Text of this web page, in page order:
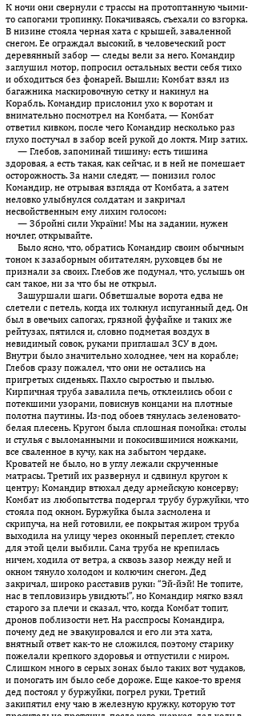
К ночи они свернули с трассы на протоптанную чьими-
то сапогами тропинку. Покачиваясь, съехали со взгорка.
В низине стояла черная хата с крышей, заваленной
снегом. Ее ограждал высокий, в человеческий рост
деревянный забор — следы вели за него. Командир
заглушил мотор, попросил остальных вести себя тихо
и обходиться без фонарей. Вышли; Комбат взял из
багажника мас­ки­ро­вочную сетку и накинул на
Корабль. Командир прислонил ухо к воротам и
внимательно посмотрел на Комбата, — Комбат
ответил кивком, после чего Командир несколько раз
глухо постучал в забор всей рукой до локтя. Мир затих.
— Глебов, запоминай тишину: есть тишина
здоровая, а есть такая, как сейчас, и в ней не помешает
осторожность. За нами следят, — понизил голос
Командир, не отрывая взгляда от Комбата, а затем
неловко улыбнулся солдатам и закричал
несвойственным ему лихим голосом:
— Збройні сили України! Мы на задании, нужен
ночлег, от­кры­вайте.
Было ясно, что, обратись Командир своим обычным
тоном к зазаборным обитателям, руховцев бы не
признали за своих. Глебов же подумал, что, услышь он
сам такое, ни за что бы не открыл.
Зашуршали шаги. Обветшалые ворота едва не
слетели с петель, когда их толкнул испуганный дед. Он
был в овечьих сапогах, грязной фуфайке и таких же
рейтузах, пятился и, словно подметая воздух в
невидимый совок, руками приглашал ЗСУ в дом.
Внутри было значительно холоднее, чем на корабле;
Глебов сразу пожалел, что они не остались на
пригретых сиденьях. Пахло сыростью и пылью.
Кирпичная труба завалила печь, отклеились обои с
потекшими узорами, повиснув концами на плотные
полотна паутины. Из-под обоев тянулась зеленовато-
белая плесень. Кругом была сплошная помойка: столы
и стулья с выломанными и покосившимися ножками,
все сваленное в кучу, как на забытом чердаке.
Кроватей не было, но в углу лежали скрученные
матрасы. Третий их развернул и сдвинул кругом к
центру; Командир втюхал деду армейскую консерву;
Комбат из любопытства подергал трубу буржуйки, что
стояла под окном. Буржуйка была засмолена и
скрипуча, на ней готовили, ее покрытая жиром труба
выходила на улицу через оконный переплет, стекло
для этой цели выбили. Сама труба не крепилась
ничем, ходила от ветра, а сквозь зазор между ней и
окном тянуло холодом и колючим снегом. Дед
закричал, широко расставив руки: “Эй-йэй! Не топите,
нас в тепловизирь увидють!”, но Командир мягко взял
старого за плечи и сказал, что, когда Комбат топит,
дронов поблизости нет. На расспросы Командира,
почему дед не эвакуировался и его ли эта хата,
внятный ответ как-то не сложился, поэтому старику
пожелали крепкого здоровья и отпустили с миром.
Слишком много в серых зонах было таких вот чудаков,
и помогать им было себе дороже. Еще какое-то время
дед постоял у буржуйки, погрел руки, Третий
закипятил ему чаю в железную кружку, которую тот